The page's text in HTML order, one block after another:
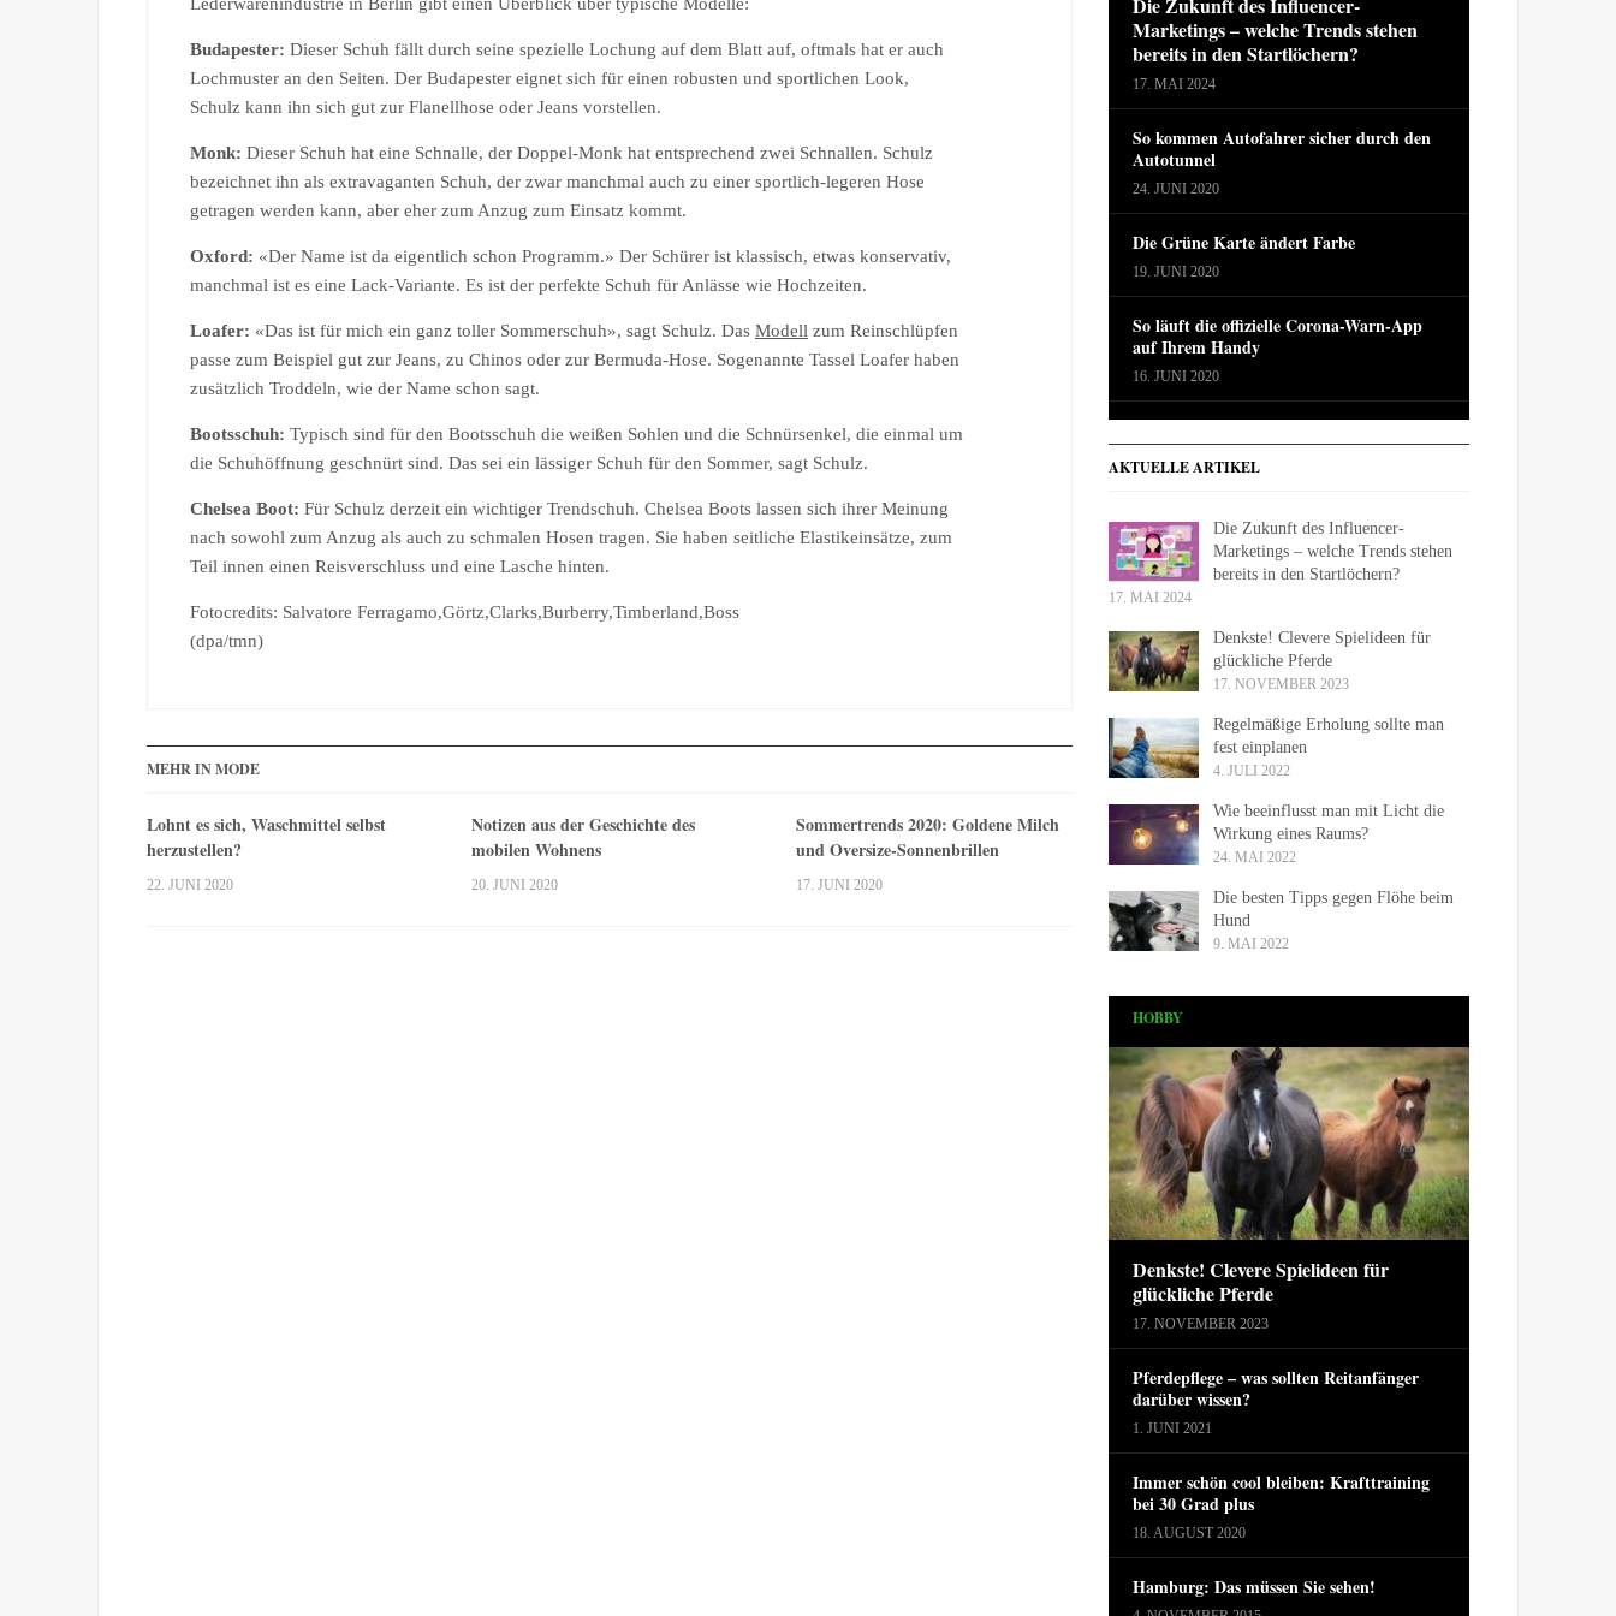
Budapester: Dieser Schuh fällt durch seine spezielle Lochung auf dem Blatt auf, oftmals hat er auch
Lochmuster an den Seiten. Der Budapester eignet sich für einen robusten und sportlichen Look,
Schulz kann ihn sich gut zur Flanellhose oder Jeans vorstellen.
Monk: Dieser Schuh hat eine Schnalle, der Doppel-Monk hat entsprechend zwei Schnallen. Schulz
bezeichnet ihn als extravaganten Schuh, der zwar manchmal auch zu einer sportlich-legeren Hose
getragen werden kann, aber eher zum Anzug zum Einsatz kommt.
Oxford: «Der Name ist da eigentlich schon Programm.» Der Schürer ist klassisch, etwas konservativ,
manchmal ist es eine Lack-Variante. Es ist der perfekte Schuh für Anlässe wie Hochzeiten.
Loafer: «Das ist für mich ein ganz toller Sommerschuh», sagt Schulz. Das Modell zum Reinschlüpfen
passe zum Beispiel gut zur Jeans, zu Chinos oder zur Bermuda-Hose. Sogenannte Tassel Loafer haben
zusätzlich Troddeln, wie der Name schon sagt.
Bootsschuh: Typisch sind für den Bootsschuh die weißen Sohlen und die Schnürsenkel, die einmal um
die Schuhöffnung geschnürt sind. Das sei ein lässiger Schuh für den Sommer, sagt Schulz.
Chelsea Boot: Für Schulz derzeit ein wichtiger Trendschuh. Chelsea Boots lassen sich ihrer Meinung
nach sowohl zum Anzug als auch zu schmalen Hosen tragen. Sie haben seitliche Elastikeinsätze, zum
Teil innen einen Reisverschluss und eine Lasche hinten.
Fotocredits: Salvatore Ferragamo,Görtz,Clarks,Burberry,Timberland,Boss
(dpa/tmn)
MEHR IN MODE
Lohnt es sich, Waschmittel selbst
herzustellen?
22. JUNI 2020
Notizen aus der Geschichte des
mobilen Wohnens
20. JUNI 2020
Sommertrends 2020: Goldene Milch
und Oversize-Sonnenbrillen
17. JUNI 2020
Marketings – welche Trends stehen
bereits in den Startlöchern?
17. MAI 2024
So kommen Autofahrer sicher durch den
Autotunnel
24. JUNI 2020
Die Grüne Karte ändert Farbe
19. JUNI 2020
So läuft die offizielle Corona-Warn-App
auf Ihrem Handy
16. JUNI 2020
AKTUELLE ARTIKEL
Die Zukunft des Influencer-
Marketings – welche Trends stehen
bereits in den Startlöchern?
17. MAI 2024
Denkste! Clevere Spielideen für
glückliche Pferde
17. NOVEMBER 2023
Regelmäßige Erholung sollte man
fest einplanen
4. JULI 2022
Wie beeinflusst man mit Licht die
Wirkung eines Raums?
24. MAI 2022
Die besten Tipps gegen Flöhe beim
Hund
9. MAI 2022
HOBBY
Denkste! Clevere Spielideen für
glückliche Pferde
17. NOVEMBER 2023
Pferdepflege – was sollten Reitanfänger
darüber wissen?
1. JUNI 2021
Immer schön cool bleiben: Krafttraining
bei 30 Grad plus
18. AUGUST 2020
Hamburg: Das müssen Sie sehen!